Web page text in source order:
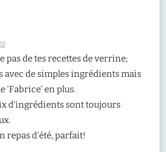
pas de tes recettes de verrine;
avec de simples ingrédients mais
‘Fabrice’ en plus.
d’ingrédients sont toujours
repas d’été, parfait!